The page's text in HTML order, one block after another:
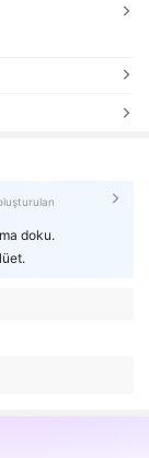
doku.